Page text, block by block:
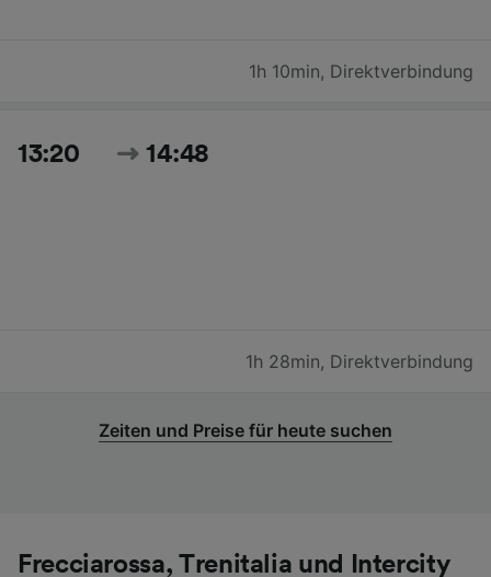
1h 10min, Direktverbindung
13:20 14:48
1h 28min, Direktverbindung
Zeiten und Preise für heute suchen
Frecciarossa, Trenitalia und Intercity